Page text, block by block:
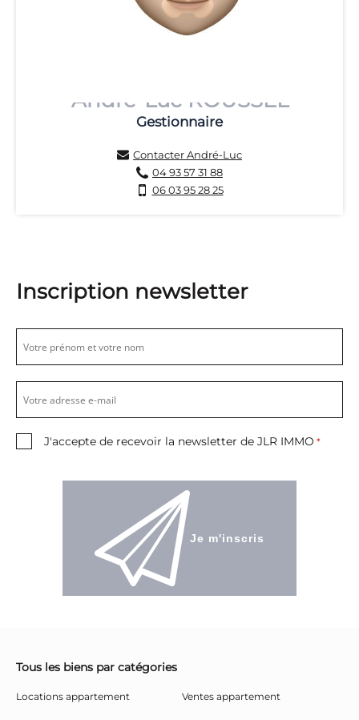
André-Luc ROUSSEL
Gestionnaire
Contacter André-Luc
04 93 57 31 88
06 03 95 28 25
Inscription newsletter
J'accepte de recevoir la newsletter de JLR IMMO *
Je m'inscris
Tous les biens par catégories
Locations appartement Ventes appartement